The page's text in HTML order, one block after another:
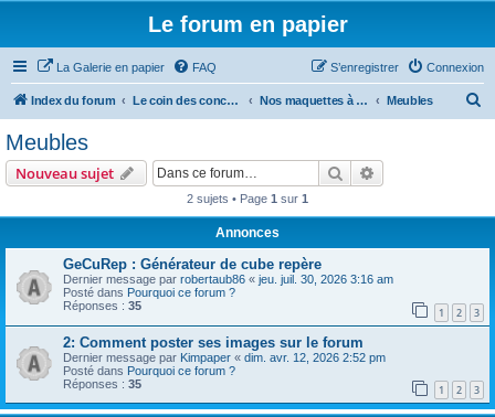
Le forum en papier
La Galerie en papier FAQ Connexion
S’enregistrer
Index du forum Le coin des concepteurs Nos maquettes à télécharger Meubles
Meubles
Nouveau sujet Rechercher
2 sujets • Page 1 sur 1
Annonces
GeCuRep : Générateur de cube repère
Dernier message par robertaub86 « jeu. juil. 30, 2026 3:16 am
Posté dans Pourquoi ce forum ?
Réponses : 35 1 2 3
2: Comment poster ses images sur le forum
Dernier message par Kimpaper « dim. avr. 12, 2026 2:52 pm
Posté dans Pourquoi ce forum ?
Réponses : 35 1 2 3